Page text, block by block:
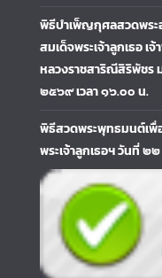
พิธีบำเพ็ญกุศลสวดพระ
สมเด็จพระเจ้าลูกเธอ เ
หลวงราชสาริณีสิริพัชร
๒๕๖๙ เวลา ๑๖.๐๐ น.
พิธีสวดพระพุทธมนต์เพื่
พระเจ้าลูกเธอฯ วันที่